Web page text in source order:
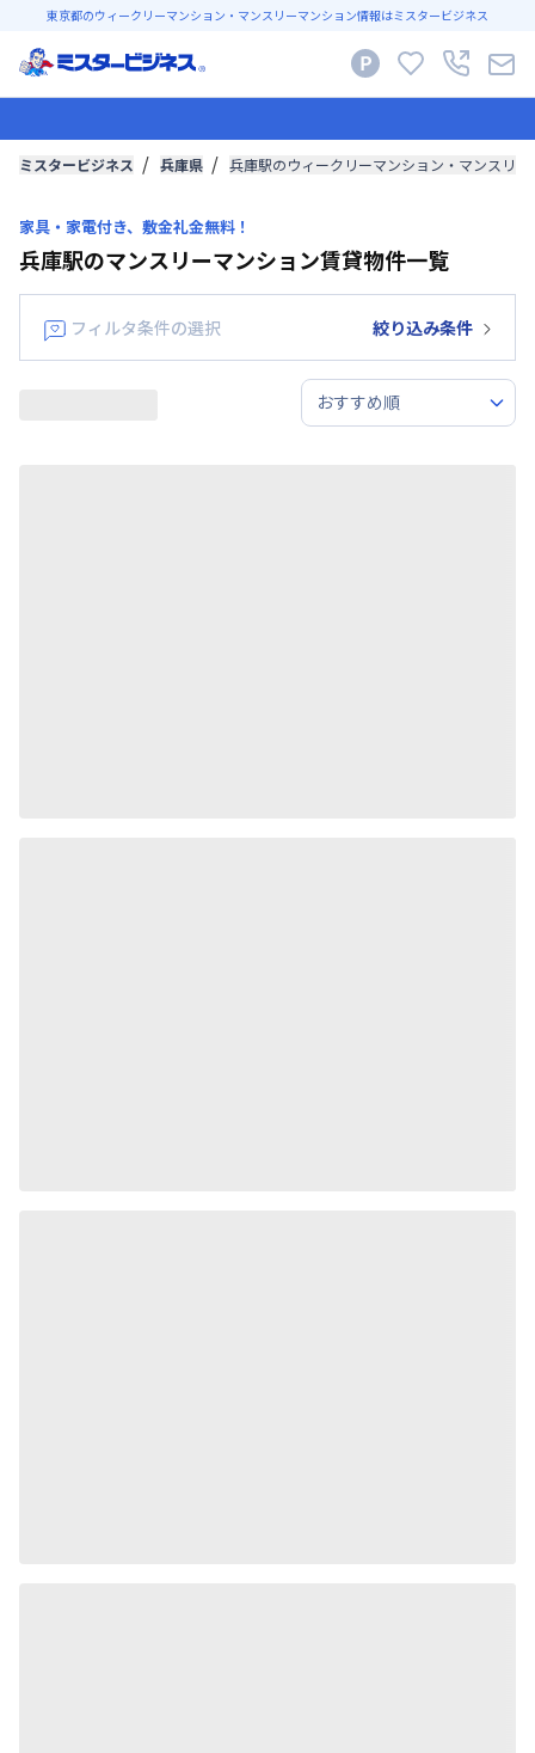
東京都のウィークリーマンション・マンスリーマンション情報はミスタービジネス
ミスタービジネス 兵庫県 兵庫駅のウィークリーマンション・マンスリ
家具・家電付き、敷金礼金無料！
兵庫駅のマンスリーマンション賃貸物件一覧
フィルタ条件の選択 絞り込み条件